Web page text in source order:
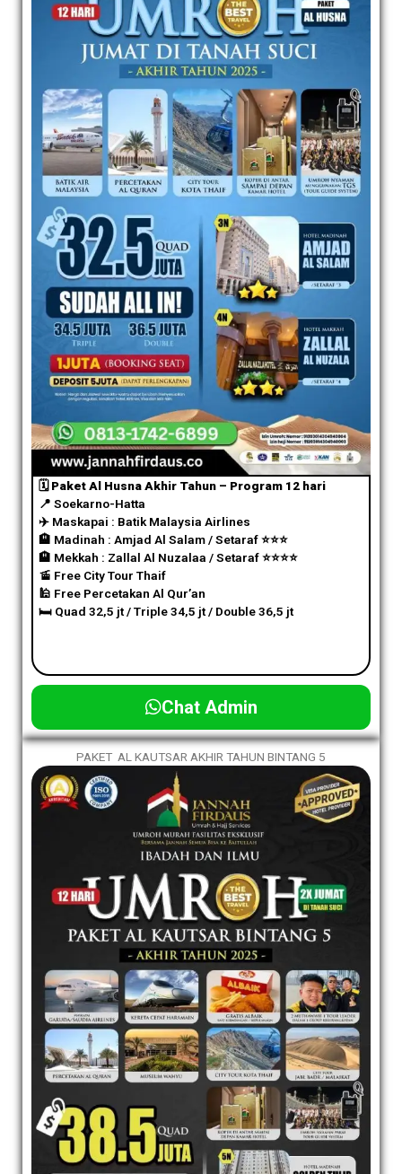
🗓️ Paket Al Husna Akhir Tahun – Program 12 hari
📍 Soekarno-Hatta
✈️ Maskapai : Batik Malaysia Airlines
🏨 Madinah : Amjad Al Salam / Setaraf⭐️⭐️⭐️
🏨 Mekkah : Zallal Al Nuzalaa / Setaraf⭐️⭐️⭐️⭐️
🚡 Free City Tour Thaif
🕌 Free Percetakan Al Qur’an
🛏️ Quad 32,5 jt / Triple 34,5 jt / Double 36,5 jt
Chat Admin
PAKET AL KAUTSAR AKHIR TAHUN BINTANG 5